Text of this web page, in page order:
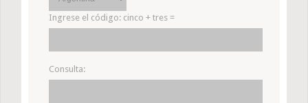
Ingrese el código: cinco + tres =
Consulta: